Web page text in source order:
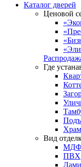
Каталог дверей
Ценовой
Где
Вид
МДФ
ПВХ